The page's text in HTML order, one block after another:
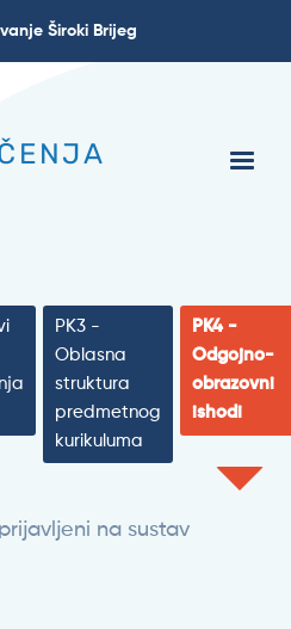
Široki Brijeg
PK3 -
Oblasna
struktura
predmetnog
kurikuluma
PK4 -
Odgojno-
obrazovni
ishodi
na sustav